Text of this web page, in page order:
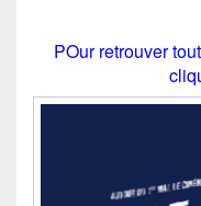
POur retrouver